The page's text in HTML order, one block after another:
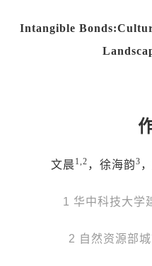
Intangible
文晨 1,2 ，徐海韵3
1 华中科技大学
2 自然资源部